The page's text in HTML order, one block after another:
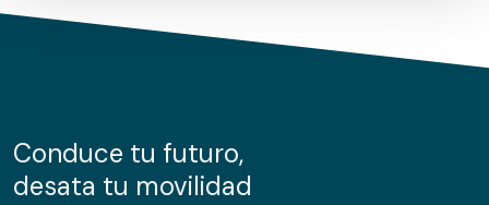
de cookies.
información sobre el uso que haga del sitio web con
nuestros partners de redes sociales, publicidad y análisis
Conduce tu futuro,
desata tu movilidad